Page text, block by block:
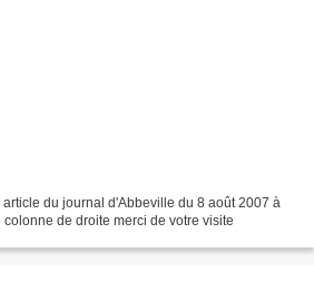
du journal d'Abbeville du 8 août 2007 à
de droite merci de votre visite